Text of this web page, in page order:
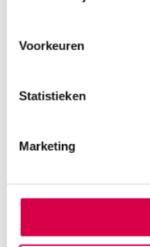
Voorkeuren
Statistieken
Marketing
Praktijkinrichting
KVKnummer: 73580791